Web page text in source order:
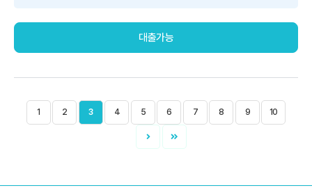
대출가능
1 2 3 4 5 6 7 8 9 10